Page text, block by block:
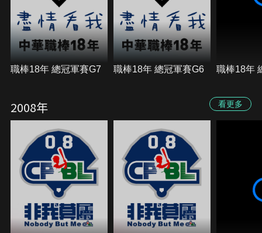
職棒18年 總冠軍賽G7 職棒18年 總冠軍賽G6 職棒18年
2008年 看更多